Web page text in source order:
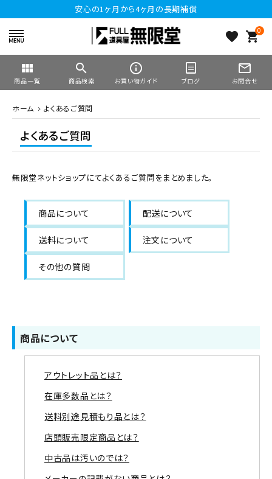
安心の1ヶ月から4ヶ月の長期補償
favorite 0
shopping_cart
view_module
商品一覧
search
商品検索
info_outline
お買い物ガイド ブログ
mail_outline
お問合せ
ホーム よくあるご質問
よくあるご質問
無限堂ネットショップにてよくあるご質問をまとめました。
商品について 配送について
送料について 注文について
その他の質問
商品について
アウトレット品とは？
在庫多数品とは？
送料別途見積もり品とは？
店頭販売限定商品とは？
中古品は汚いのでは？